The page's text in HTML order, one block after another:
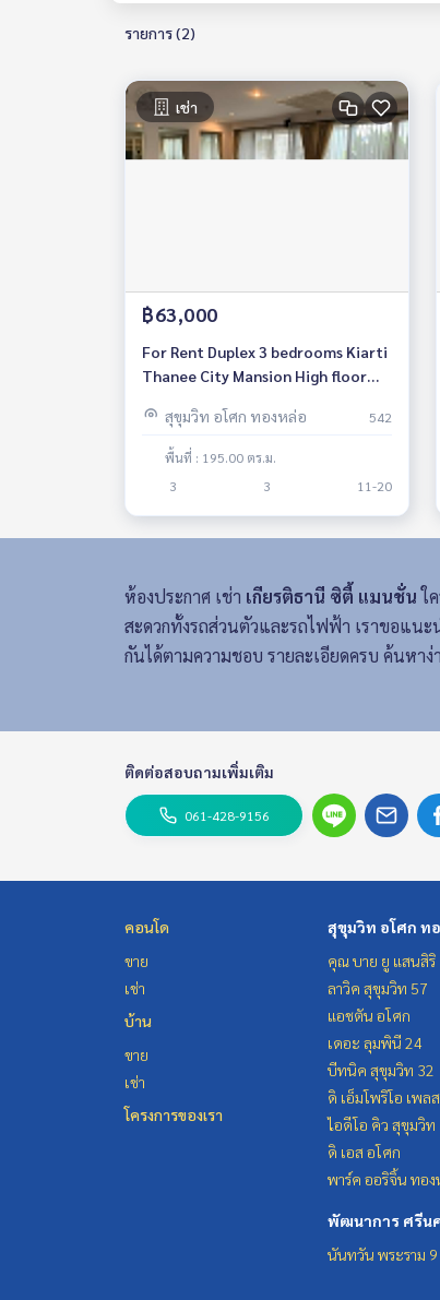
รายการ (2)
เช่า
฿63,000
For Rent Duplex 3 bedrooms Kiarti
Thanee City Mansion High floor
Phong Fully furnished Ready to
move in
สุขุมวิท อโศก ทองหล่อ 542
พื้นที่ : 195.00 ตร.ม.
3
3 11-20
ห้องประกาศ เช่า เกียรติธานี ซิตี้ แมนชั่นใ
สะดวกทั้งรถส่วนตัวและรถไฟฟ้า เราขอแนะ
กันได้ตามความชอบ รายละเอียดครบ ค้นหา
ติดต่อสอบถามเพิ่มเติม
061-428-9156
คอนโด
ขาย
เช่า
บ้าน
ขาย
เช่า
โครงการของเรา
สุขุมวิท อโศก ท
คุณ บาย ยู แสนสิริ
ลาวิค สุขุมวิท 57
แอชตัน อโศก
เดอะ ลุมพินี 24
บีทนิค สุขุมวิท 32
ดิ เอ็มโพริโอ เพลส
ไอดีโอ คิว สุขุมวิท
ดิ เอส อโศก
พาร์ค ออริจิ้น ทอ
พัฒนาการ ศรีน
นันทวัน พระราม